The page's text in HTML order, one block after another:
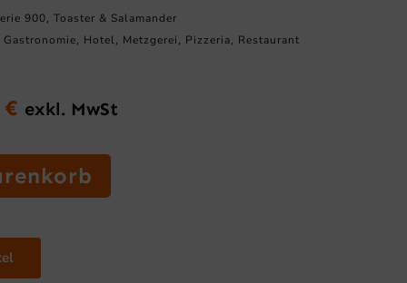
900, Toaster & Salamander
Gastronomie, Hotel , Metzgerei , Pizzeria, Restaurant
€
€ Aktueller
ist:
1.375,00 €.
exkl. MwSt